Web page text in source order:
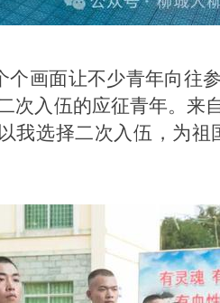
画面让不少青年向往
次入伍的应征青年。来
我选择二次入伍，为祖